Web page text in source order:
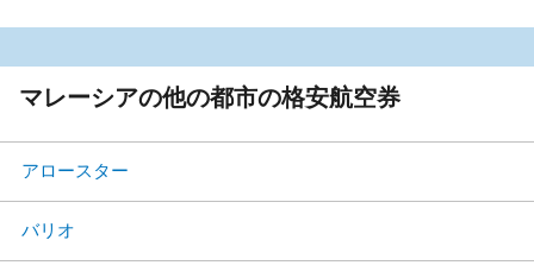
マレーシアの他の都市の格安航空券
アロースター
バリオ